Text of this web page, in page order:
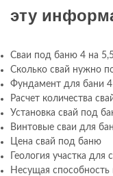
эту
Сваи под баню 4 на
Сколько свай нужно
Фундамент для бани 4
Расчет количества
Установка свай под
Винтовые сваи для
Цена свай под баню
Геология участка для
Несущая способность